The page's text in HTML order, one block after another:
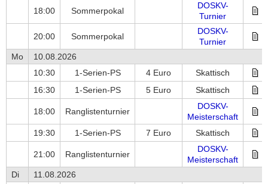
18:00 Sommerpokal
DOSKV-
Turnier
20:00 Sommerpokal
DOSKV-
Turnier
Mo
10.08.2026
10:30
1-Serien-PS 4 Euro
Skattisch
16:30
1-Serien-PS 5 Euro Skattisch
18:00 Ranglistenturnier
DOSKV-
Meisterschaft
19:30
1-Serien-PS 7 Euro Skattisch
21:00 Ranglistenturnier
DOSKV-
Meisterschaft
Di
11.08.2026